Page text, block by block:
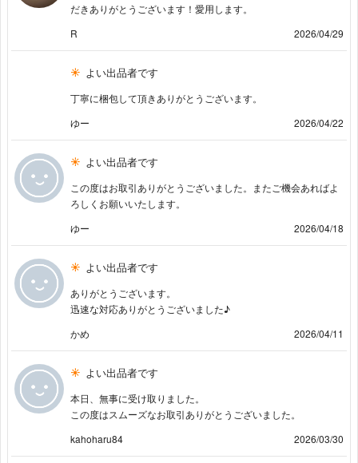
だきありがとうございます！愛用します。
R
2026/04/29
よい出品者です
丁寧に梱包して頂きありがとうございます。
ゆー
2026/04/22
よい出品者です
この度はお取引ありがとうございました。またご機会あればよ
ろしくお願いいたします。
ゆー
2026/04/18
よい出品者です
ありがとうございます。
迅速な対応ありがとうございました♪
かめ
2026/04/11
よい出品者です
本日、無事に受け取りました。
この度はスムーズなお取引ありがとうございました。
kahoharu84
2026/03/30